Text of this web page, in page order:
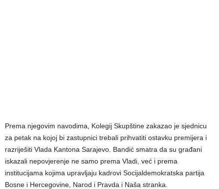
Prema njegovim navodima, Kolegij Skupštine zakazao je sjednicu
za petak na kojoj bi zastupnici trebali prihvatiti ostavku premijera i
razriješiti Vlada Kantona Sarajevo. Bandić smatra da su građani
iskazali nepovjerenje ne samo prema Vladi, već i prema
institucijama kojima upravljaju kadrovi Socijaldemokratska partija
Bosne i Hercegovine, Narod i Pravda i Naša stranka.